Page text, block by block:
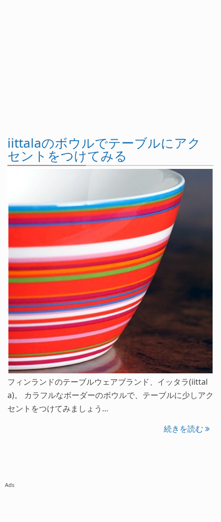
iittalaのボウルでテーブルにアク
セントをつけてみる
フィンランドのテーブルウェアブランド、イッタラ(iittal
a)。 カラフルなボーダーのボウルで、テーブルに少しアク
セントをつけてみましょう…
続きを読む
Ads